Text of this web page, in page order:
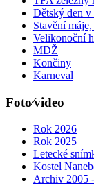
Dětský den v
Stavění
Velikonoční
MDŽ
Končiny
Karneval
Foto⁄video
Rok 2026
Rok 2025
Letecké
Kostel
Archiv 2005